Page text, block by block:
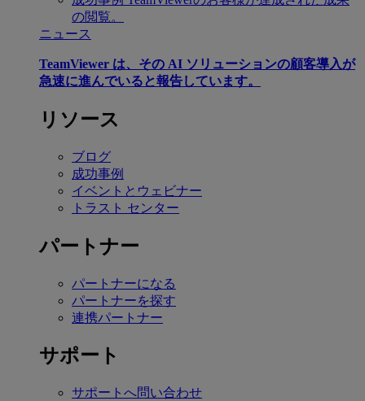
の閲覧。
ニュース
TeamViewer は、その AI ソリューションの顧客導入が
急速に進んでいると報告しています。
リソース
ブログ
成功事例
イベントとウェビナー
トラスト センター
パートナー
パートナーになる
パートナーを探す
連携パートナー
サポート
サポートへ問い合わせ